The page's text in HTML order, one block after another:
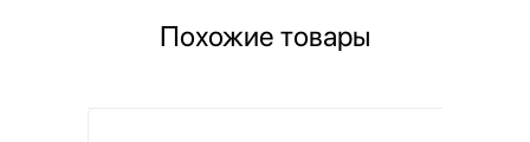
Похожие товары